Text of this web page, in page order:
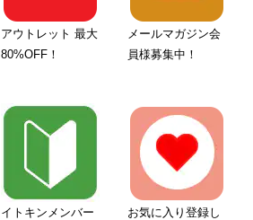
アウトレット 最大
80%OFF！
メールマガジン会
員様募集中！
イトキンメンバー
お気に入り登録し